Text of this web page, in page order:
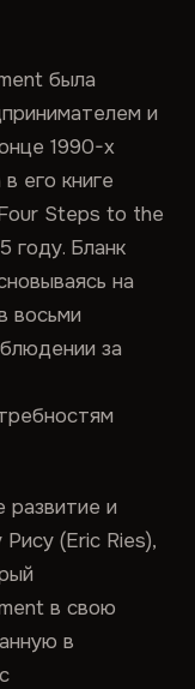
была
и
1990-х
его книге
Steps to the
году. Бланк
на
восьми
за
развитие и
(Eric Ries),
в свою
в